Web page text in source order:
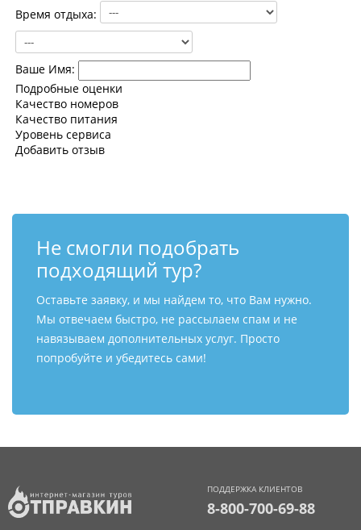
Время отдыха:
Ваше Имя:
Подробные оценки
Качество номеров
Качество питания
Уровень сервиса
Добавить отзыв
Не смогли подобрать
подходящий тур?
Оставьте заявку, и мы найдем то, что Вам нужно.
Мы отвечаем быстро, не рассылаем спам и не
навязываем дополнительных услуг. Просто
попробуйте и убедитесь сами!
ПОДДЕРЖКА КЛИЕНТОВ
8-800-700-69-88